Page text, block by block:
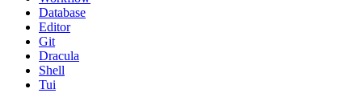
Database
Editor
Git
Dracula
Shell
Tui